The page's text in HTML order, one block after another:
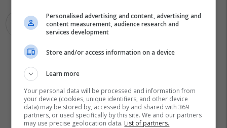
Mpb Maqedoni
Personalised advertising and content, advertising and
content measurement, audience research and
services development
Store and/or access information on a device
Learn more
Your personal data will be processed and information from
your device (cookies, unique identifiers, and other device
data) may be stored by, accessed by and shared with 369
partners, or used specifically by this site. We and our partners
may use precise geolocation data. List of partners.